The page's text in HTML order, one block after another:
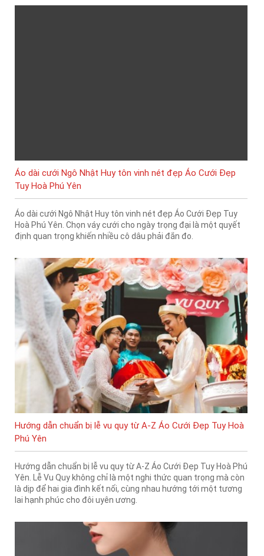
Áo dài cưới Ngô Nhật Huy tôn vinh nét đẹp Áo Cưới Đẹp
Tuy Hoà Phú Yên
Áo dài cưới Ngô Nhật Huy tôn vinh nét đẹp Áo Cưới Đẹp Tuy
Hoà Phú Yên. Chọn váy cưới cho ngày trọng đại là một quyết
định quan trọng khiến nhiều cô dâu phải đắn đo.
Hướng dẫn chuẩn bị lễ vu quy từ A-Z Áo Cưới Đẹp Tuy Hoà
Phú Yên
Hướng dẫn chuẩn bị lễ vu quy từ A-Z Áo Cưới Đẹp Tuy Hoà Phú
Yên. Lễ Vu Quy không chỉ là một nghi thức quan trọng mà còn
là dịp để hai gia đình kết nối, cùng nhau hướng tới một tương
lai hạnh phúc cho đôi uyên ương.